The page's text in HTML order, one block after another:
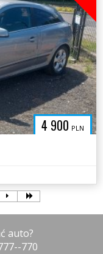
4 900 PLN
auto?
770